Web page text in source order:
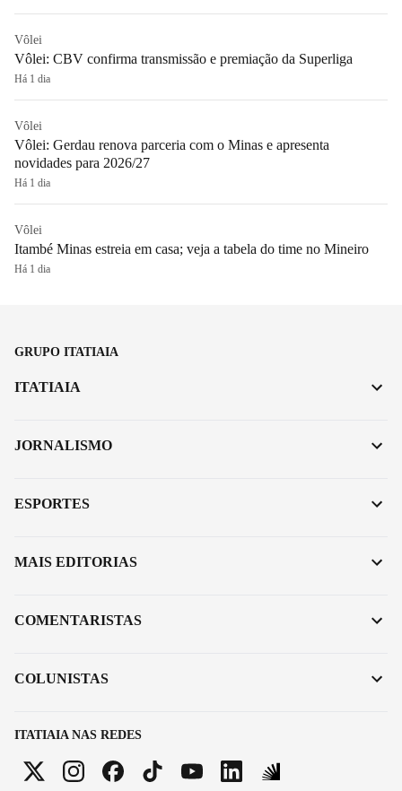
Vôlei
Vôlei: CBV confirma transmissão e premiação da Superliga
Há 1 dia
Vôlei
Vôlei: Gerdau renova parceria com o Minas e apresenta
novidades para 2026/27
Há 1 dia
Vôlei
Itambé Minas estreia em casa; veja a tabela do time no Mineiro
Há 1 dia
GRUPO ITATIAIA
ITATIAIA NAS REDES
ITATIAIA
JORNALISMO
ESPORTES
MAIS EDITORIAS
COMENTARISTAS
COLUNISTAS